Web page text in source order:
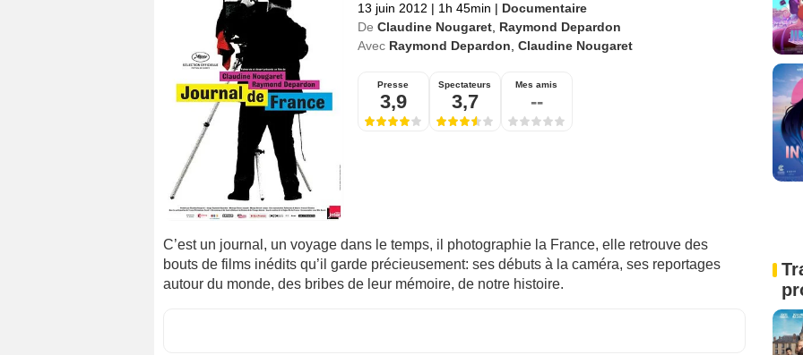
13 juin 2012 | 1h 45min | Documentaire
De Claudine Nougaret, Raymond Depardon
Avec Raymond Depardon Claudine Nougaret
Presse
3,9
Spectateurs
3,7
Mes amis
--
C’est un journal, un voyage dans le temps, il photographie la France, elle retrouve des
bouts de films inédits qu’il garde précieusement: ses débuts à la caméra, ses reportages
autour du monde, des bribes de leur mémoire, de notre histoire.